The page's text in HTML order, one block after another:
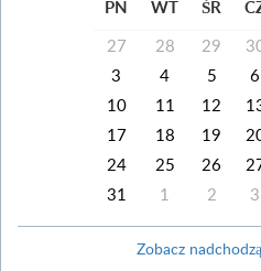
PN WT ŚR
27 28 29
3
4 5 6
10 11 12
17
18 19
24
25 26
31
1 2 3
Zobacz